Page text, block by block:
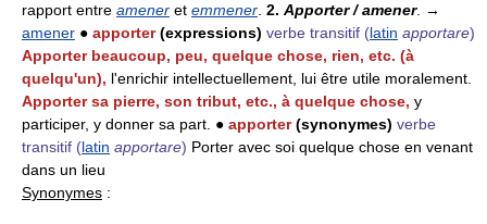
rapport entre amener et emmener. 2. Apporter / amener. →
amener ● apporter(expressions) verbe transitif (latin apportare)
Apporter beaucoup, peu, quelque chose, rien, etc. (à
quelqu'un), l'enrichir intellectuellement, lui être utile moralement.
Apporter sa pierre, son tribut, etc., à quelque chose, y
participer, y donner sa part. ● apporter(synonymes) verbe
transitif (latin apportare) Porter avec soi quelque chose en venant
dans un lieu
Synonymes :